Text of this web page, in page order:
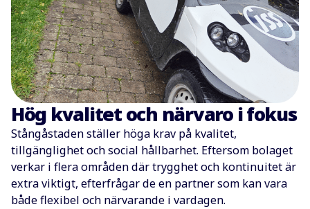
Hög kvalitet och närvaro i fokus
Stångåstaden ställer höga krav på kvalitet,
tillgänglighet och social hållbarhet. Eftersom bolaget
verkar i flera områden där trygghet och kontinuitet är
extra viktigt, efterfrågar de en partner som kan vara
både flexibel och närvarande i vardagen.